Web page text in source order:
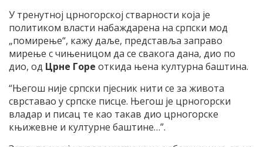
У тренутној црногорској стварности која је
политиком власти набаждарена на српски мод
„помирење“, кажу даље, представља заправо
мирење с чињеницом да се свакога дана, дио по
дио, од Црне Горе откида њена културна баштина.
“Његош није српски пјесник нити се за живота
сврставао у српске писце. Његош је црногорски
владар и писац те као такав дио црногорске
књижевне и културне баштине…”.